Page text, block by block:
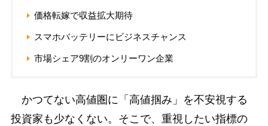
価格転嫁で収益拡大期待
スマホバッテリーにビジネスチャンス
市場シェア9割のオンリーワン企業
かつてない高値圏に「高値掴み」を不安視する
投資家も少なくない。そこで、重視したい指標の